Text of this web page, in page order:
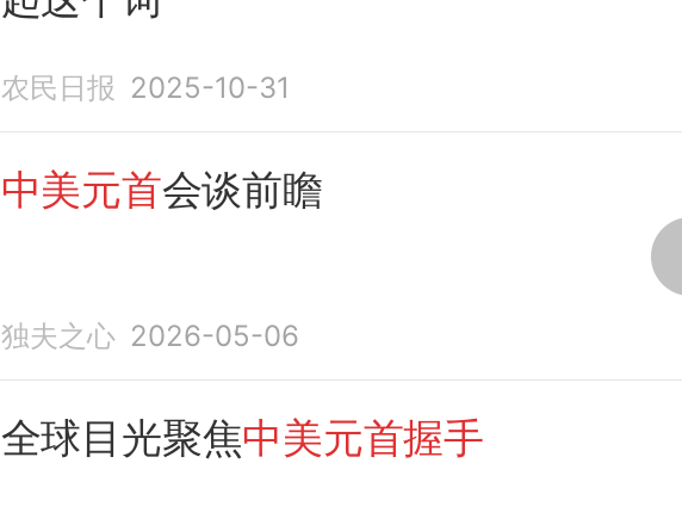
农民日报 2025-10-31
中美元首会谈前瞻
独夫之心 2026-05-06
全球目光聚焦中美元首握手